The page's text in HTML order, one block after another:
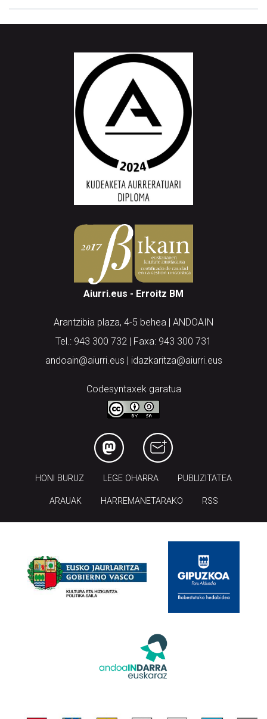
Aiurri.eus - Erroitz BM
Arantzibia plaza, 4-5 behea | ANDOAIN
Tel.: 943 300 732 | Faxa: 943 300 731
andoain@aiurri.eus | idazkaritza@aiurri.eus
Codesyntaxek garatua
HONI BURUZ LEGE OHARRA PUBLIZITATEA
ARAUAK HARREMANETARAKO RSS